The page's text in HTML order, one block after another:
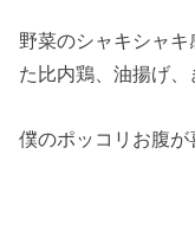
野菜のシャキシャ
た比内鶏、油揚げ
僕のポッコリお腹